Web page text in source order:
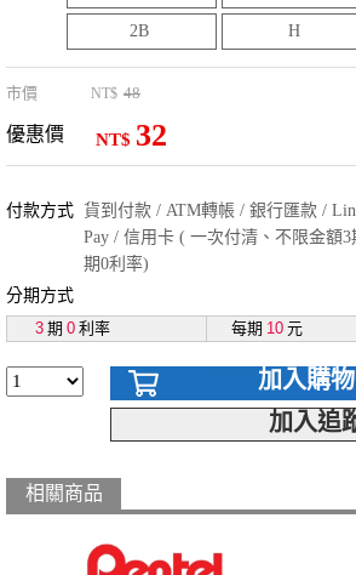
2B H
市價 NT$ 48
優惠價 NT$ 32
付款方式 貨到付款 / ATM轉帳 / 銀行匯款 /
Pay / 信用卡 ( 一次付清、不限金額3
期0利率)
分期方式
3 期 0 利率 每期 10 元
加入購
加入追
相關商品